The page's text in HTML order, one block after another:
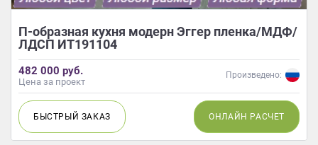
П-образная кухня модерн Эггер пленка/МДФ/
ЛДСП ИТ191104
482 000 руб.
Цена за проект
Произведено:
БЫСТРЫЙ ЗАКАЗ ОНЛАЙН РАСЧЕТ